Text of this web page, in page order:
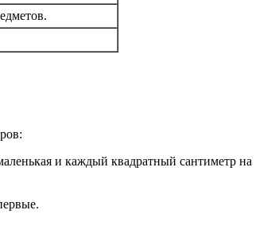
и каждый квадратный сантиметр на